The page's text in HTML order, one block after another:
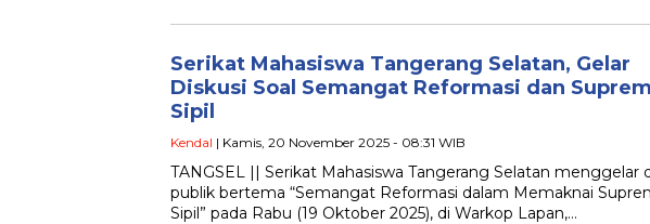
Serikat Mahasiswa Tangerang Selatan, Gelar
Diskusi Soal Semangat Reformasi dan
Sipil
Kendal | Kamis, 20 November 2025 - 08:31 WIB
TANGSEL || Serikat Mahasiswa Tangerang Selatan menggelar
publik bertema “Semangat Reformasi dalam Memaknai
Sipil” pada Rabu (19 Oktober 2025), di Warkop Lapan,…